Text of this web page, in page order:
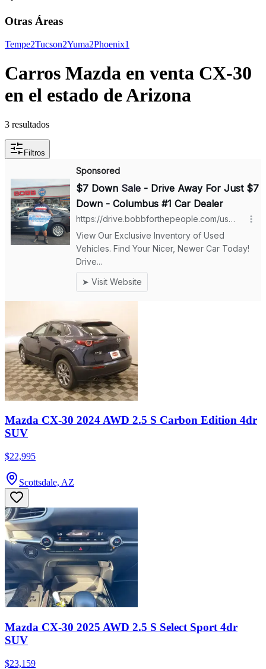
Otras Áreas
Tempe2Tucson2Yuma2Phoenix1
Carros Mazda en venta CX-30
en el estado de Arizona
3 resultados
Filtros
Mazda CX-30 2024 AWD 2.5 S Carbon Edition 4dr
SUV
$22,995
Scottsdale, AZ
Mazda CX-30 2025 AWD 2.5 S Select Sport 4dr
SUV
$23,159